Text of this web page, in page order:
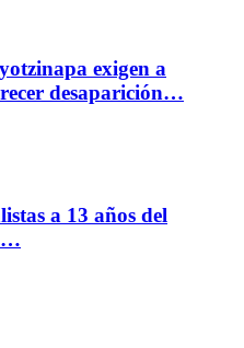
exigen a
desaparición…
a 13 años del